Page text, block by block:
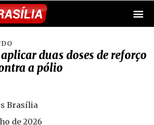
duas doses de reforço
a pólio
Brasília
de 2026